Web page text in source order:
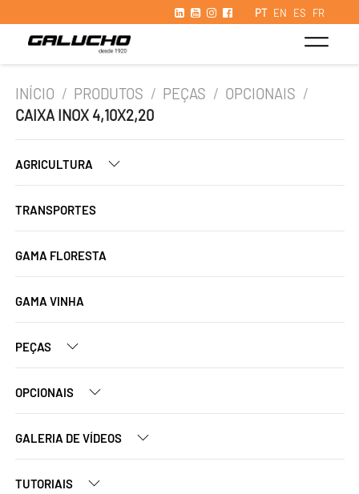
PT EN ES FR
INÍCIO / PRODUTOS / PEÇAS / OPCIONAIS /
CAIXA INOX 4,10X2,20
AGRICULTURA
TRANSPORTES
GAMA FLORESTA
GAMA VINHA
PEÇAS
OPCIONAIS
GALERIA DE VÍDEOS
TUTORIAIS